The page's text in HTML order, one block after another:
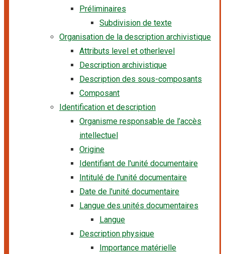
Préliminaires
Subdivision de texte
Organisation de la description archivistique
Attributs level et otherlevel
Description archivistique
Description des sous-composants
Composant
Identification et description
Organisme responsable de l’accès
intellectuel
Origine
Identifiant de l'unité documentaire
Intitulé de l'unité documentaire
Date de l'unité documentaire
Langue des unités documentaires
Langue
Description physique
Importance matérielle